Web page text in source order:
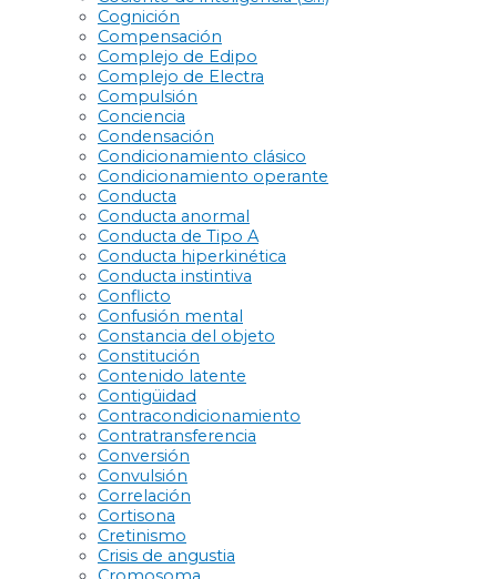
Cognición
Compensación
Complejo de Edipo
Complejo de Electra
Compulsión
Conciencia
Condensación
Condicionamiento clásico
Condicionamiento operante
Conducta
Conducta anormal
Conducta de Tipo A
Conducta hiperkinética
Conducta instintiva
Conflicto
Confusión mental
Constancia del objeto
Constitución
Contenido latente
Contigüidad
Contracondicionamiento
Contratransferencia
Conversión
Convulsión
Correlación
Cortisona
Cretinismo
Crisis de angustia